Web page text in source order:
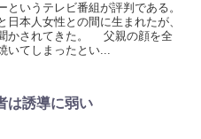
いうテレビ番組が評判である。
本人女性との間に生まれたが、
かされてきた。 父親の顔を全
いてしまったとい...
は誘導に弱い